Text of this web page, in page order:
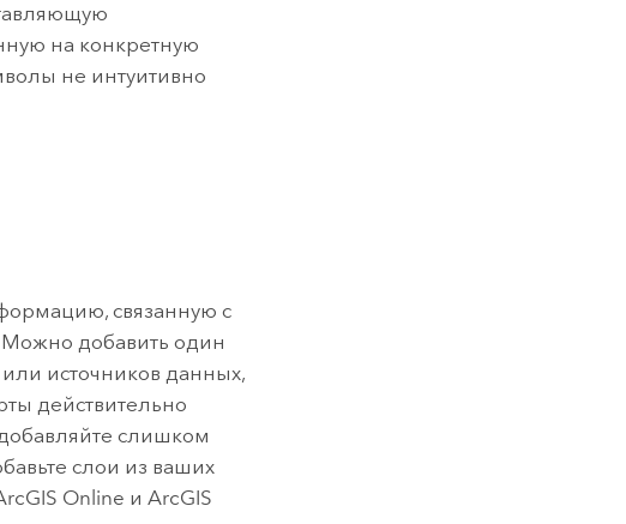
на конкретную
не интуитивно
связанную с
добавить один
источников данных,
действительно
слишком
слои из ваших
Online иArcGIS